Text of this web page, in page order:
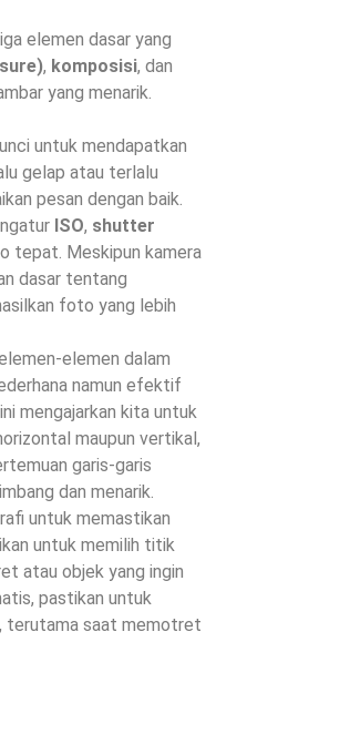
elemen dasar yang
, komposisi, dan
yang menarik.
untuk mendapatkan
gelap atau terlalu
pesan dengan baik.
ISO, shutter
tepat. Meskipun kamera
dasar tentang
foto yang lebih
elemen dalam
namun efektif
mengajarkan kita untuk
maupun vertikal,
garis-garis
dan menarik.
untuk memastikan
untuk memilih titik
atau objek yang ingin
pastikan untuk
terutama saat memotret